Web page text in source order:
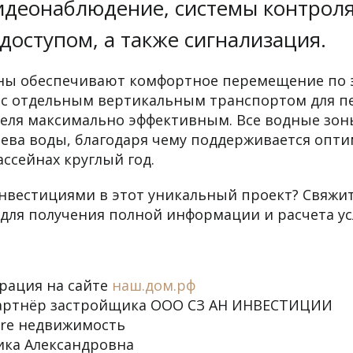
системы
а также сигнализация.
обеспечивают комфортное перемещение по
отдельным вертикальным транспортом для
максимально эффективным. Все водные
воды, благодаря чему поддерживается
круглый год.
в этот уникальный проект?
получения полной информации и расчета
на сайте наш.дом.рф
застройщика ООО СЗ АН ИНВЕСТИЦИИ
недвижимость
Александровна